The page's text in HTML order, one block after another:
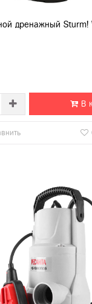
дренажный Sturm!
В